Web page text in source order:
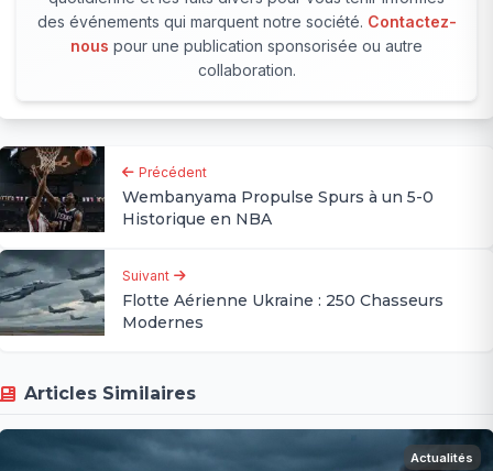
des événements qui marquent notre société. Contactez-
nous pour une publication sponsorisée ou autre
collaboration.
Précédent
Wembanyama Propulse Spurs à un 5-0
Historique en NBA
Suivant
Flotte Aérienne Ukraine : 250 Chasseurs
Modernes
Articles Similaires
Actualités